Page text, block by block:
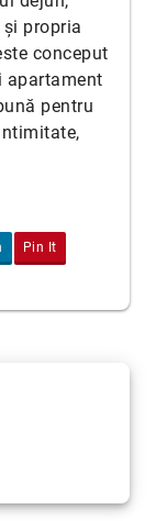
propria
conceput
apartament
pentru
Pin It